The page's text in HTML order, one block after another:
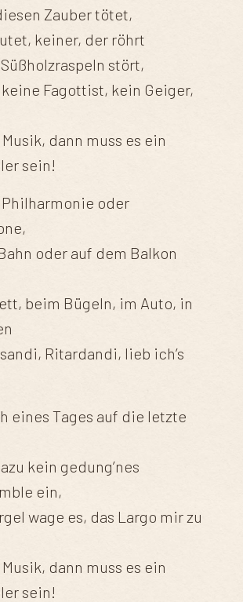
Zauber tötet,
keiner, der röhrt
stört,
Fagottist, kein Geiger,
dann muss es ein
sein!
Philharmonie oder
oder auf dem Balkon
beim Bügeln, im Auto, in
Ritardandi, lieb ich’s
eines Tages auf die letzte
kein gedung’nes
ein,
wage es, das Largo mir zu
dann muss es ein
sein!